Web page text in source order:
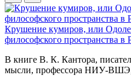
Крушение кумиров, или
философского пространства в
В книге В. К. Кантора,
мысли, профессора НИУ-ВШЭ,